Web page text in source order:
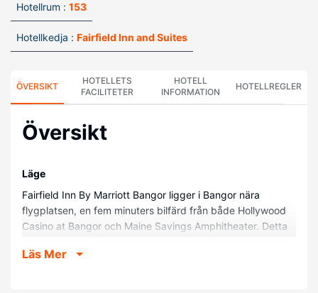
Hotellrum : 153
Hotellkedja : Fairfield Inn and Suites
ÖVERSIKT
HOTELLETS
FACILITETER
HOTELL
INFORMATION
HOTELLREGLER
Översikt
Läge
Fairfield Inn By Marriott Bangor ligger i Bangor nära
flygplatsen, en fem minuters bilfärd från både Hollywood
Casino at Bangor och Maine Savings Amphitheater. Detta
och 2 km från University of Maine at Bangor.
Läs Mer